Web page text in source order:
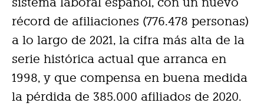
récord de afiliaciones (776.478 personas)
a lo largo de 2021, la cifra más alta de la
serie histórica actual que arranca en
1998, y que compensa en buena medida
la pérdida de 385.000 afiliados de 2020.